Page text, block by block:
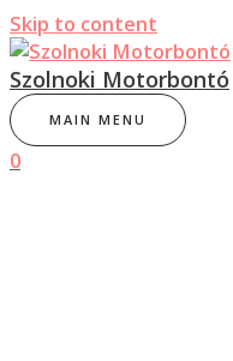
Skip to content
Szolnoki Motorbontó
MAIN MENU
0